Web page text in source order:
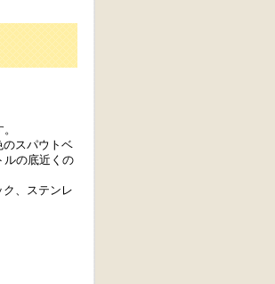
のスパウトベ
ルの底近くの
、ステンレ